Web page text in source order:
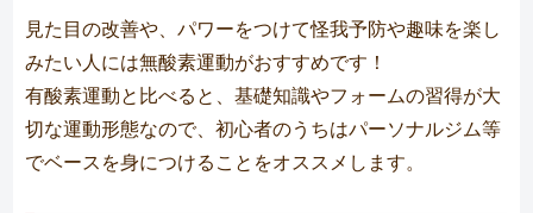
見た目の改善や、パワーをつけて怪我予防や趣味を楽し
みたい人には無酸素運動がおすすめです！
有酸素運動と比べると、基礎知識やフォームの習得が大
切な運動形態なので、初心者のうちはパーソナルジム等
でベースを身につけることをオススメします。